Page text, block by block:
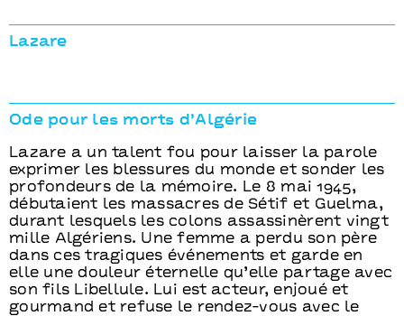
Lazare
Ode pour les morts d’Algérie
Lazare a un talent fou pour laisser la parole
exprimer les blessures du monde et sonder les
profondeurs de la mémoire. Le 8 mai 1945,
débutaient les massacres de Sétif et Guelma,
durant lesquels les colons assassinèrent vingt
mille Algériens. Une femme a perdu son père
dans ces tragiques événements et garde en
elle une douleur éternelle qu’elle partage avec
son fils Libellule. Lui est acteur, enjoué et
gourmand et refuse le rendez-vous avec le